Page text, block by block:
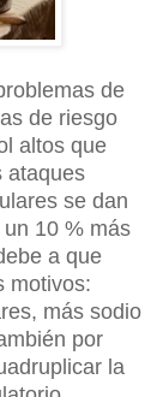
de
de riesgo
altos que
ataques
se dan
10 % más
a que
motivos:
más sodio
por
la